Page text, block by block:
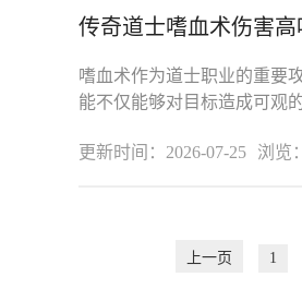
传奇道士嗜血术伤害高
嗜血术作为道士职业的重要
能不仅能够对目标造成可观
更新时间：2026-07-25
浏览
上一页 1